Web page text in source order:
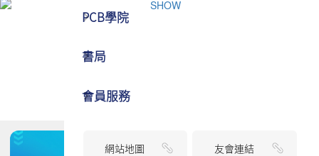
PCB學院
書局
會員服務
網站地圖 友會連結